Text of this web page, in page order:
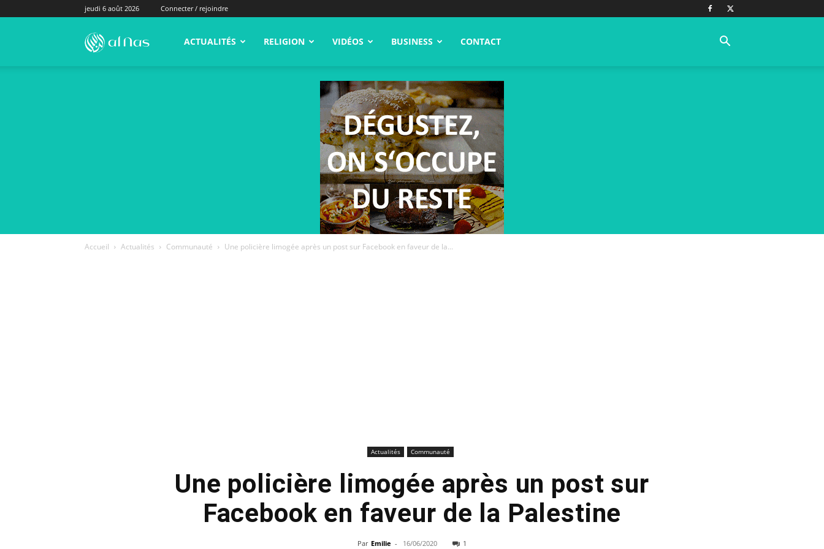
jeudi 6 août 2026 Connecter / rejoindre
alNas.fr ACTUALITÉS RELIGION VIDÉOS BUSINESS CONTACT
Accueil Actualités Communauté Une policière limogée après un post sur Facebook en faveur de la...
Actualités Communauté
Une policière limogée après un post sur
Facebook en faveur de la Palestine
Par Emilie - 16/06/2020 1